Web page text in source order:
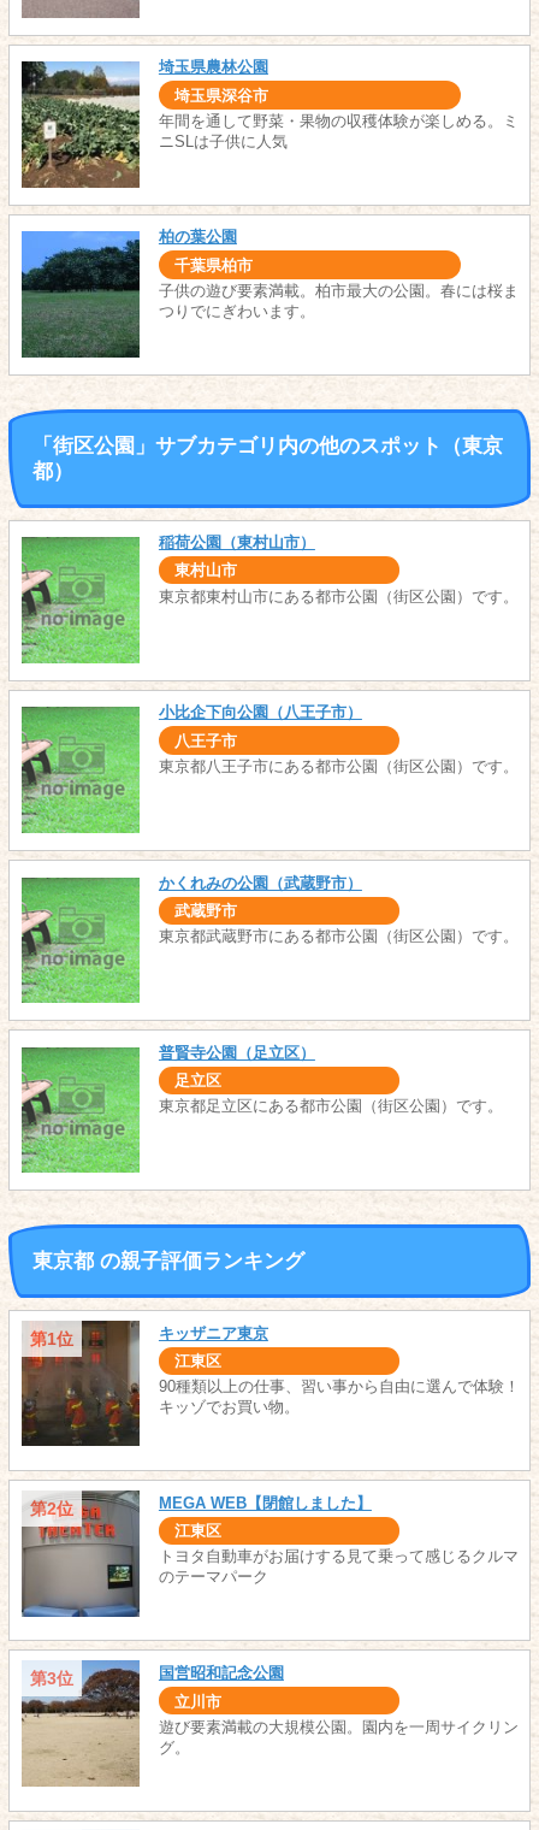
埼玉県農林公園
埼玉県深谷市
年間を通して野菜・果物の収穫体験が楽しめる。ミ
ニSLは子供に人気
柏の葉公園
千葉県柏市
子供の遊び要素満載。柏市最大の公園。春には桜ま
つりでにぎわいます。
「街区公園」サブカテゴリ内の他のスポット（東京
都）
稲荷公園（東村山市）
東村山市
東京都東村山市にある都市公園（街区公園）です。
小比企下向公園（八王子市）
八王子市
東京都八王子市にある都市公園（街区公園）です。
かくれみの公園（武蔵野市）
武蔵野市
東京都武蔵野市にある都市公園（街区公園）です。
普賢寺公園（足立区）
足立区
東京都足立区にある都市公園（街区公園）です。
東京都 の親子評価ランキング
第1位 キッザニア東京
江東区
90種類以上の仕事、習い事から自由に選んで体験！
キッゾでお買い物。
第2位 MEGA WEB【閉館しました】
江東区
トヨタ自動車がお届けする見て乗って感じるクルマ
のテーマパーク
第3位 国営昭和記念公園
立川市
遊び要素満載の大規模公園。園内を一周サイクリン
グ。